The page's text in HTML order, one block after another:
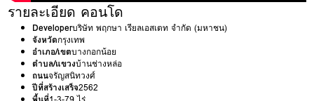
รายละเอียด คอนโด
Developerบริษัท พฤกษา เรียลเอสเตท จำกัด (มหาชน)
จังหวัดกรุงเทพ
อำเภอ/เขตบางกอกน้อย
ตำบล/แขวงบ้านช่างหล่อ
ถนนจรัญสนิทวงศ์
ปีที่สร้างเสร็จ2562